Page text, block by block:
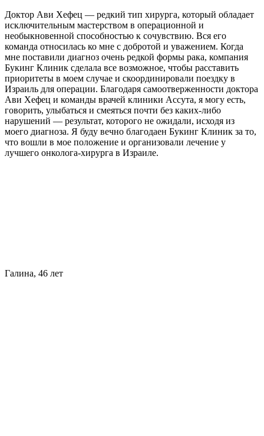
Доктор Ави Хефец — редкий тип хирурга, который обладает
исключительным мастерством в операционной и
необыкновенной способностью к сочувствию. Вся его
команда относилась ко мне с добротой и уважением. Когда
мне поставили диагноз очень редкой формы рака, компания
Букинг Клиник сделала все возможное, чтобы расставить
приоритеты в моем случае и скоординировали поездку в
Израиль для операции. Благодаря самоотверженности доктора
Ави Хефец и команды врачей клиники Ассута, я могу есть,
говорить, улыбаться и смеяться почти без каких-либо
нарушений — результат, которого не ожидали, исходя из
моего диагноза. Я буду вечно благодаен Букинг Клиник за то,
что вошли в мое положение и организовали лечение у
лучшего онколога-хирурга в Израиле.
Галина, 46 лет